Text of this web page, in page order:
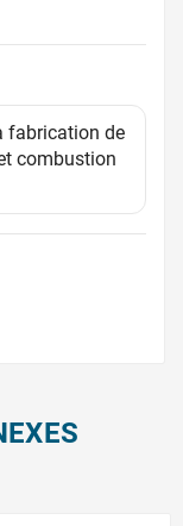
fabrication de
combustion